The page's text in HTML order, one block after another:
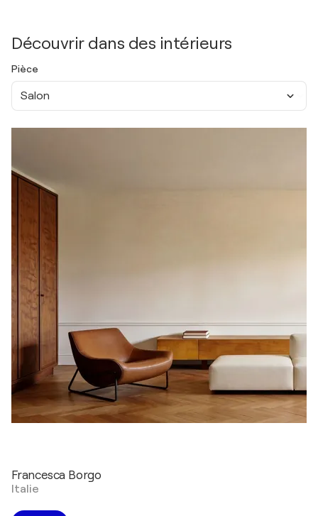
Découvrir dans des intérieurs
Pièce
Salon
Francesca Borgo
Italie